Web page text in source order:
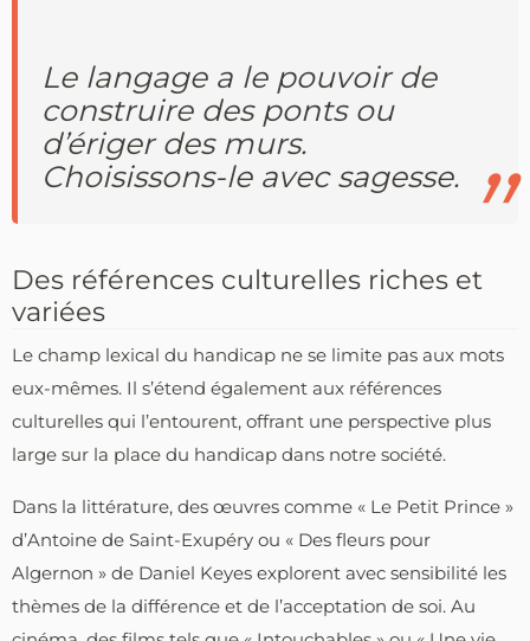
Le langage a le pouvoir de
construire des ponts ou
d’ériger des murs.
Choisissons-le avec sagesse.
Des références culturelles riches et
variées
Le champ lexical du handicap ne se limite pas aux mots
eux-mêmes. Il s’étend également aux références
culturelles qui l’entourent, offrant une perspective plus
large sur la place du handicap dans notre société.
Dans la littérature, des œuvres comme « Le Petit Prince »
d’Antoine de Saint-Exupéry ou « Des fleurs pour
Algernon » de Daniel Keyes explorent avec sensibilité les
thèmes de la différence et de l’acceptation de soi. Au